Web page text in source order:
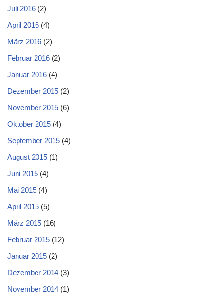
Juli 2016 (2)
April 2016 (4)
März 2016 (2)
Februar 2016 (2)
Januar 2016 (4)
Dezember 2015 (2)
November 2015 (6)
Oktober 2015 (4)
September 2015 (4)
August 2015 (1)
Juni 2015 (4)
Mai 2015 (4)
April 2015 (5)
März 2015 (16)
Februar 2015 (12)
Januar 2015 (2)
Dezember 2014 (3)
November 2014 (1)